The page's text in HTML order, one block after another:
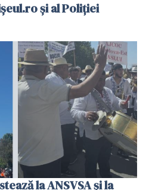
și al Poliției
la ANSVSA și la